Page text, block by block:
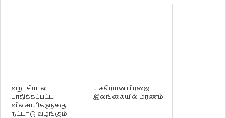
வறட்சியால்
பாதிக்கப்பட்ட
விவசாயிகளுக்கு
நட்டஈடு வழங்கும்
யுக்ரெய்ன் பிரஜை
இலங்கையில் மரணம்!